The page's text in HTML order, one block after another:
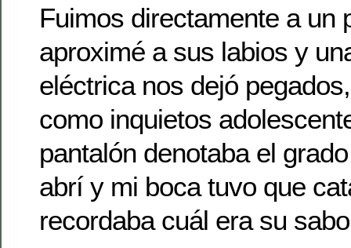
Fuimos directamente a un
aproximé a sus labios y
eléctrica nos dejó
como inquietos
pantalón denotaba el
abrí y mi boca tuvo que
recordaba cuál era su